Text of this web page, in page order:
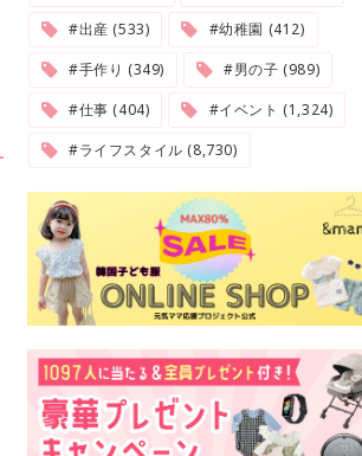
#出産 (533)
#幼稚園 (412)
#手作り (349)
#男の子 (989)
#仕事 (404)
#イベント (1,324)
#ライフスタイル (8,730)